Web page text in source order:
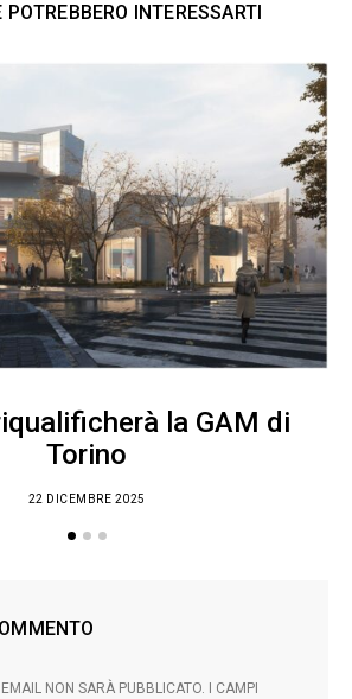
POTREBBERO INTERESSARTI
la GAM di
Torino
22 DICEMBRE 2025
NON SARÀ PUBBLICATO. I CAMPI